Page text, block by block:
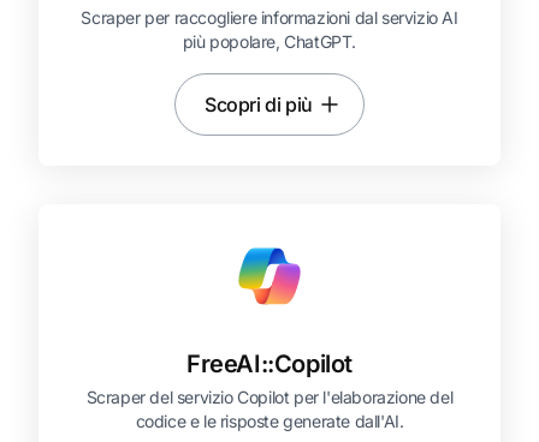
Scraper per raccogliere informazioni dal servizio AI
più popolare, ChatGPT.
Scopri di più
FreeAI::Copilot
Scraper del servizio Copilot per l'elaborazione del
codice e le risposte generate dall'AI.